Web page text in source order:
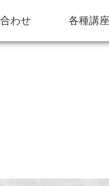
わせ 各種講座